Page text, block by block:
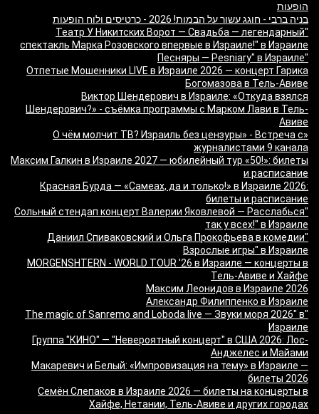
הופעות
בניה ברבי - חוגג עשור על הבמות! 2026 - כרטיסים ולוח הופעות
"Театр У Никитских Ворот — Свадьба — легендарный
спектакль Марка Розовского впервые в Израиле!" в Израиле
"Песняры — Pesniary" в Израиле
Отпетые Мошенники LIVE в Израиле 2026 — концерт Гарика
Богомазова в Тель-Авиве
Виктор Шендерович в Израиле: «Откуда взялся
Шендерович?» - съёмка программы с Марком Лави в Тель-
Авиве
«О чём молчит ТВ? Израиль без цензуры» - Встреча с
журналистами 9 канала
Максим Галкин в Израиле 2027 — юбилейный тур «50!»: билеты
и расписание
Красная Бурда — «Самеах, да и только!» в Израиле 2026:
билеты и расписание
"Сольный стендап концерт Валерии Яковлевой — Расслабься
так у всех!" в Израиле
"Даниил Спиваковский и Ольга Прокофьева в комедии
Взрослые игры" в Израиле
MORGENSHTERN - WORLD TOUR '26 в Израиле — концерты в
Тель-Авиве и Хайфе
Максим Леонидов в Израиле 2026
Александр Филиппенко в Израиле
"The magic of Sanremo and Loboda live — Звуки моря 2026" в
Израиле
Группа "КИНО" — "Невероятный концерт" в США 2026: Лос-
Анджелес и Майами
Макаревич и Белый: «Импровизация на тему» в Израиле —
билеты 2026
Семён Слепаков в Израиле 2026 — билеты на концерты в
Хайфе, Нетании, Тель-Авиве и других городах